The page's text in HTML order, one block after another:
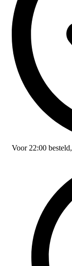
Voor 22:00 besteld,